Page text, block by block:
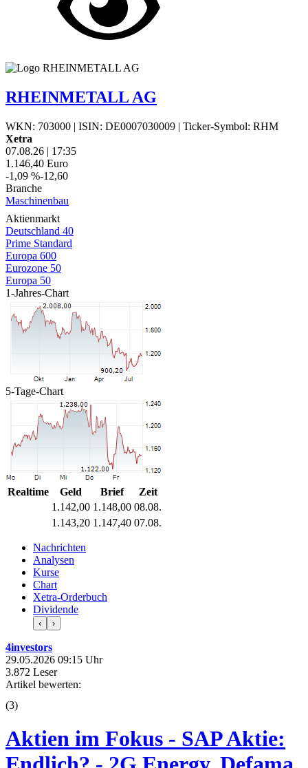
RHEINMETALL AG
WKN: 703000 | ISIN: DE0007030009 | Ticker-Symbol: RHM
Xetra
07.08.26 | 17:35
1.146,40 Euro
-1,09 %-12,60
Branche
Maschinenbau
Aktienmarkt
Deutschland 40
Prime Standard
Europa 600
Eurozone 50
Europa 50
1-Jahres-Chart
5-Tage-Chart
Realtime Geld Brief
Zeit
1.142,00 1.148,00 08.08.
1.143,20 1.147,40 07.08.
Nachrichten
Analysen
Kurse
Chart
Xetra-Orderbuch
Dividende
‹ ›
4investors
29.05.2026 09:15 Uhr
3.872 Leser
Artikel bewerten:
(3)
Aktien im Fokus - SAP Aktie: